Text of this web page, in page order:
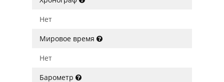
Нет
Мировое время
Нет
Барометр